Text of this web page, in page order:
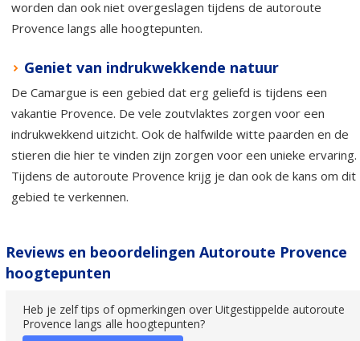
worden dan ook niet overgeslagen tijdens de autoroute
Provence langs alle hoogtepunten.
Geniet van indrukwekkende natuur
De Camargue is een gebied dat erg geliefd is tijdens een
vakantie Provence. De vele zoutvlaktes zorgen voor een
indrukwekkend uitzicht. Ook de halfwilde witte paarden en de
stieren die hier te vinden zijn zorgen voor een unieke ervaring.
Tijdens de autoroute Provence krijg je dan ook de kans om dit
gebied te verkennen.
Reviews en beoordelingen Autoroute Provence
hoogtepunten
Heb je zelf tips of opmerkingen over Uitgestippelde autoroute
Provence langs alle hoogtepunten?